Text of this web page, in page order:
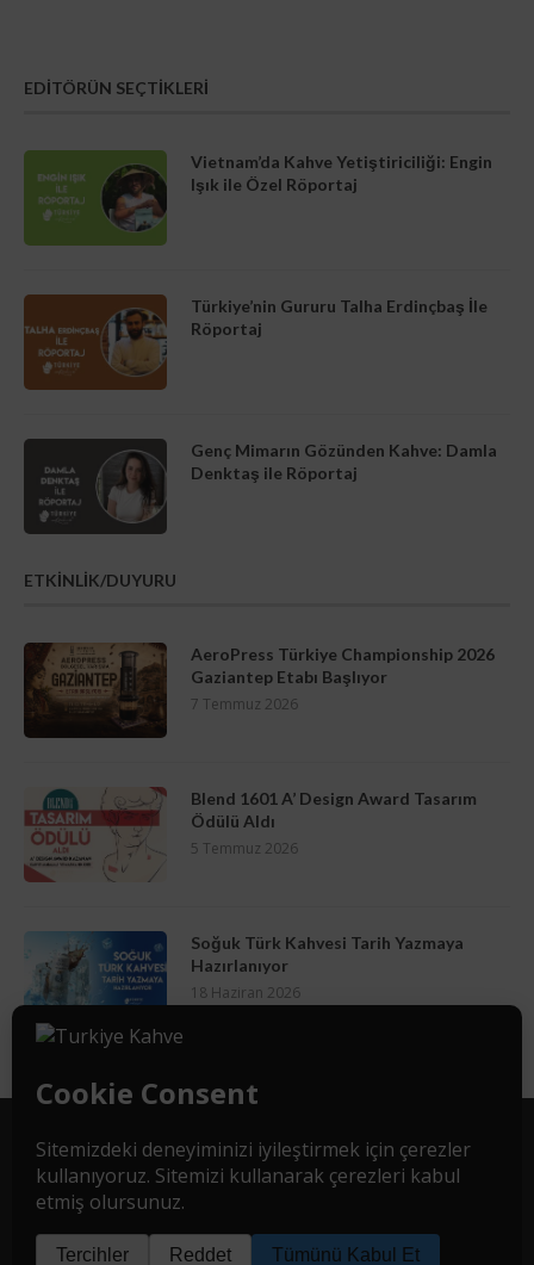
EDITÖRÜN SEÇTIKLERI
Vietnam’da Kahve Yetiştiriciliği: Engin
Işık ile Özel Röportaj
Türkiye’nin Gururu Talha Erdinçbaş İle
Röportaj
Genç Mimarın Gözünden Kahve: Damla
Denktaş ile Röportaj
ETKİNLİK/DUYURU
AeroPress Türkiye Championship 2026
Gaziantep Etabı Başlıyor
7 Temmuz 2026
Blend 1601 A’ Design Award Tasarım
Ödülü Aldı
5 Temmuz 2026
Soğuk Türk Kahvesi Tarih Yazmaya
Hazırlanıyor
18 Haziran 2026
İletişim Hakkımızda Che Medya